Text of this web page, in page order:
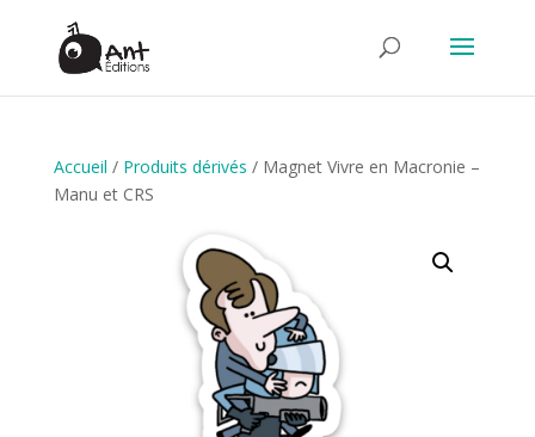
Accueil / Produits dérivés / Magnet Vivre en Macronie –
Manu et CRS